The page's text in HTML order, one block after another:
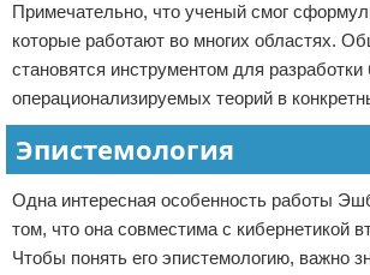
Примечательно, что ученый смог
которые работают во многих областях.
становятся инструментом для
операционализируемых теорий в
Эпистемология
Одна интересная особенность работы
том, что она совместима с кибернетикой
Чтобы понять его эпистемологию, важно